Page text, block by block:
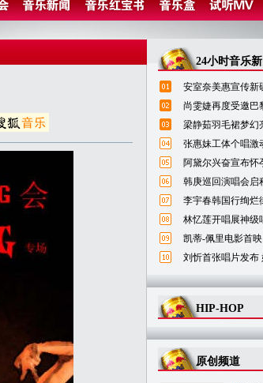
24小时音乐
安室奈美惠宣传新
尚雯婕再度受邀巴
梁静茹羽毛裙梦幻
张惠妹工体个唱激
阿黛尔兴奋宣布怀
韩庚巡回演唱会启
李宇春韩国行绚烂
林忆莲开唱展神级
凯蒂-佩里电影首
刘忻首张唱片发布
HIP-HOP
原创频道